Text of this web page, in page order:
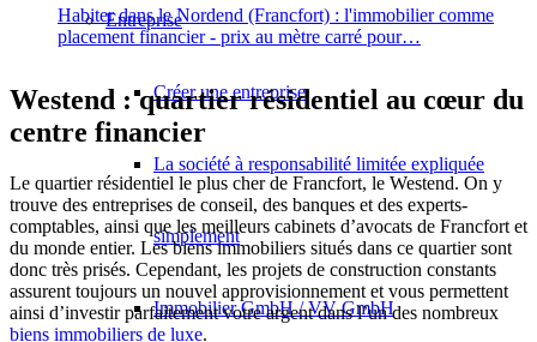
Entreprise
Créer une entreprise
La société à responsabilité limitée expliquée
simplement
Immobilier GmbH / VV GmbH
Habiter dans le Nordend (Francfort) : l'immobilier comme
placement financier - prix au mètre carré pour…
Westend : quartier résidentiel au cœur du
centre financier
Le quartier résidentiel le plus cher de Francfort, le Westend. On y
trouve des entreprises de conseil, des banques et des experts-
comptables, ainsi que les meilleurs cabinets d’avocats de Francfort et
du monde entier. Les biens immobiliers situés dans ce quartier sont
donc très prisés. Cependant, les projets de construction constants
assurent toujours un nouvel approvisionnement et vous permettent
ainsi d’investir parfaitement votre argent dans l’un des nombreux
biens immobiliers de luxe.